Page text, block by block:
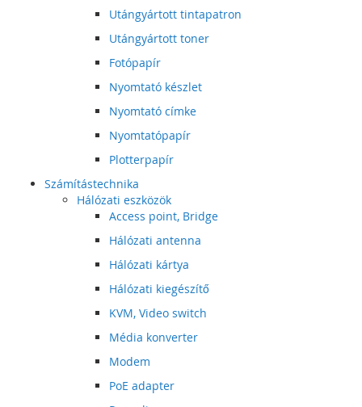
Utángyártott tintapatron
Utángyártott toner
Fotópapír
Nyomtató készlet
Nyomtató címke
Nyomtatópapír
Plotterpapír
Számítástechnika
Hálózati eszközök
Access point, Bridge
Hálózati antenna
Hálózati kártya
Hálózati kiegészítő
KVM, Video switch
Média konverter
Modem
PoE adapter